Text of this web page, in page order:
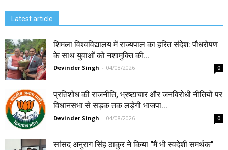
Latest article
शिमला विश्वविद्यालय में राज्यपाल का हरित संदेश: पौधरोपण
के साथ युवाओं को नशामुक्ति की...
Devinder Singh - 04/08/2026 0
प्रतिशोध की राजनीति, भ्रष्टाचार और जनविरोधी नीतियों पर
विधानसभा से सड़क तक लड़ेगी भाजपा...
Devinder Singh - 04/08/2026 0
सांसद अनुराग सिंह ठाकुर ने किया “मैं भी स्वदेशी समर्थक”